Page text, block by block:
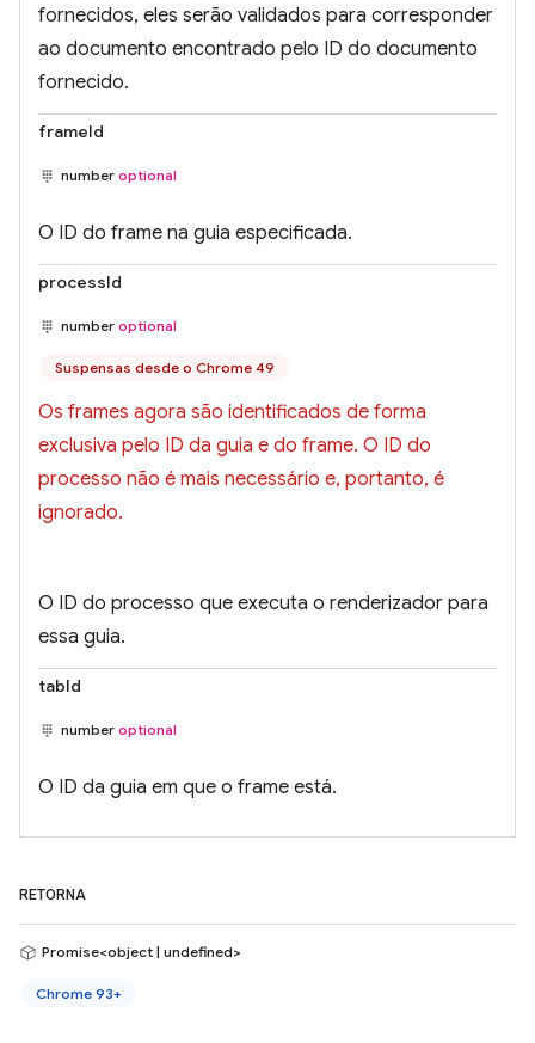
fornecidos, eles serão validados para corresponder
ao documento encontrado pelo ID do documento
fornecido.
frameId
number optional
O ID do frame na guia especificada.
processId
number optional
Suspensas desde o Chrome 49
Os frames agora são identificados de forma
exclusiva pelo ID da guia e do frame. O ID do
processo não é mais necessário e, portanto, é
ignorado.
O ID do processo que executa o renderizador para
essa guia.
tabId
number optional
O ID da guia em que o frame está.
RETORNA
Promise<object | undefined>
Chrome 93+